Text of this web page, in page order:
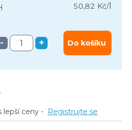
50,82 Kč/
- + Do košíku
lepší ceny - Registrujte se